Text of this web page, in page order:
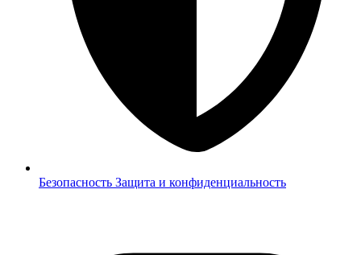
Безопасность Защита и конфиденциальность